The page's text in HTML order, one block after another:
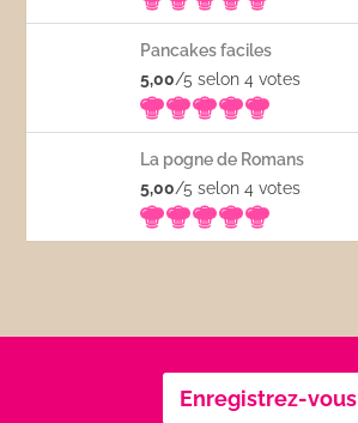
Pancakes faciles
5,00/5 selon 4votes
La pogne de Romans
5,00/5 selon 4votes
Enregistrez-vous